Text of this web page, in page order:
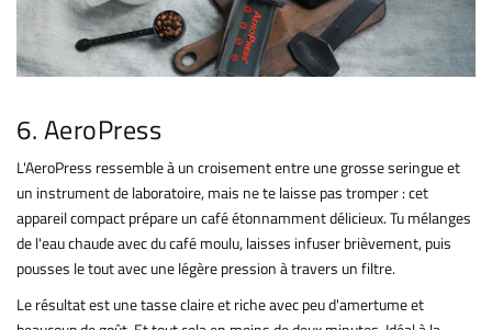
6. AeroPress
L'AeroPress ressemble à un croisement entre une grosse seringue et
un instrument de laboratoire, mais ne te laisse pas tromper : cet
appareil compact prépare un café étonnamment délicieux. Tu mélanges
de l'eau chaude avec du café moulu, laisses infuser brièvement, puis
pousses le tout avec une légère pression à travers un filtre.
Le résultat est une tasse claire et riche avec peu d'amertume et